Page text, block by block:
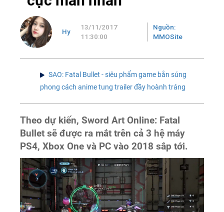
Hy
13/11/2017
11:30:00
Nguồn:
MMOSite
SAO: Fatal Bullet - siêu phẩm game bắn súng
phong cách anime tung trailer đầy hoành tráng
Theo dự kiến, Sword Art Online: Fatal
Bullet sẽ được ra mắt trên cả 3 hệ máy
PS4, Xbox One và PC vào 2018 sắp tới.